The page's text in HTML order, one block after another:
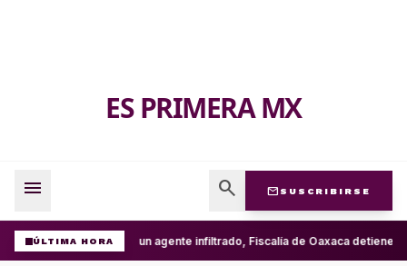
ES PRIMERA MX
menu search mail SUSCRIBIRSE
ÚLTIMA HORACon un agente infiltrado, Fiscalía de Oaxaca detiene